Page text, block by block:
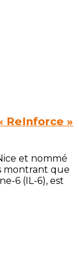
ReInforce »
et nommé
montrant que
6 (IL-6), est